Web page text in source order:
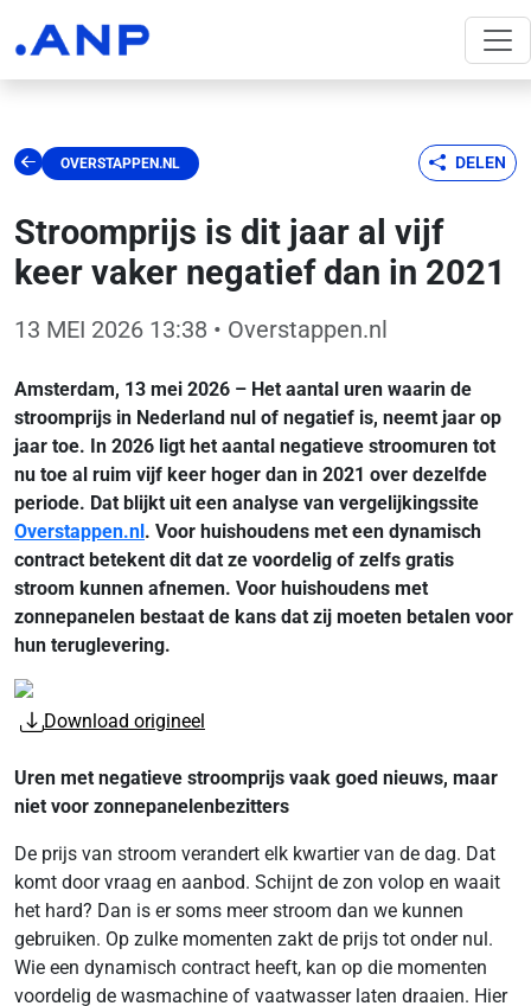
OVERSTAPPEN.NL DELEN
Stroomprijs is dit jaar al vijf
keer vaker negatief dan in 2021
13 MEI 2026 13:38 • Overstappen.nl
Amsterdam, 13 mei 2026 – Het aantal uren waarin de
stroomprijs in Nederland nul of negatief is, neemt jaar op
jaar toe. In 2026 ligt het aantal negatieve stroomuren tot
nu toe al ruim vijf keer hoger dan in 2021 over dezelfde
periode. Dat blijkt uit een analyse van vergelijkingssite
Overstappen.nl. Voor huishoudens met een dynamisch
contract betekent dit dat ze voordelig of zelfs gratis
stroom kunnen afnemen. Voor huishoudens met
zonnepanelen bestaat de kans dat zij moeten betalen voor
hun teruglevering.
Download origineel
Uren met negatieve stroomprijs vaak goed nieuws, maar
niet voor zonnepanelenbezitters
De prijs van stroom verandert elk kwartier van de dag. Dat
komt door vraag en aanbod. Schijnt de zon volop en waait
het hard? Dan is er soms meer stroom dan we kunnen
gebruiken. Op zulke momenten zakt de prijs tot onder nul.
Wie een dynamisch contract heeft, kan op die momenten
voordelig de wasmachine of vaatwasser laten draaien. Hier